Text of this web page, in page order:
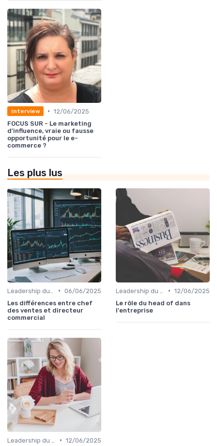
Interview • 12/06/2025
FOCUS SUR - Le marketing
d'influence, vraie ou fausse
opportunité pour le e-
commerce ?
Les plus lus
• 06/06/2025
Les différences entre chef
des ventes et directeur
commercial​
• 12/06/2025
Le rôle du head of dans
l'entreprise
• 12/06/2025